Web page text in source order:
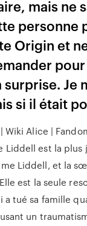
mais ne
personne
Origin et
Je
si il était
Wiki Alice |
Liddell est la plus
Liddell, et la
est la seule
a tué sa famille
un